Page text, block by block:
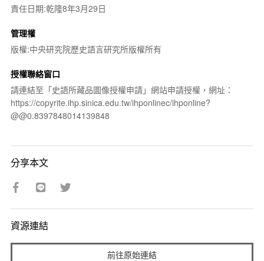
責任日期:乾隆8年3月29日
管理權
版權:中央研究院歷史語言研究所版權所有
授權聯絡窗口
請連結至「史語所藏品圖像授權申請」網站申請授權，網址：
https://copyrite.ihp.sinica.edu.tw/ihponlinec/ihponline?
@@0.8397848014139848
分享本文
資源連結
前往原始連結